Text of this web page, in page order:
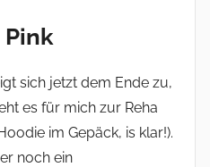
sich jetzt dem Ende zu,
es für mich zur Reha
im Gepäck, is klar!).
noch ein